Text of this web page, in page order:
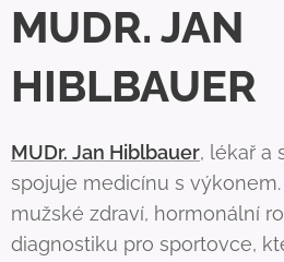
MUDR. JAN
HIBLBAUER
MUDr. Jan Hiblbauer, lékař a
spojuje medicínu s
mužské zdraví, hormonální
diagnostiku pro sportovce,